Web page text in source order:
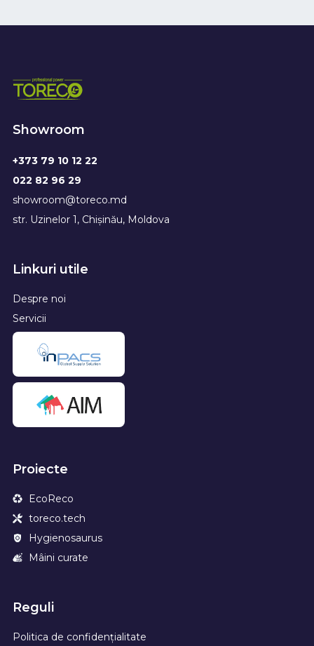
Showroom
+373 79 10 12 22
022 82 96 29
showroom@toreco.md
str. Uzinelor 1, Chișinău, Moldova
Linkuri utile
Despre noi
Servicii
Proiecte
EcoReco
toreco.tech
Hygienosaurus
Mâini curate
Reguli
Politica de confidențialitate